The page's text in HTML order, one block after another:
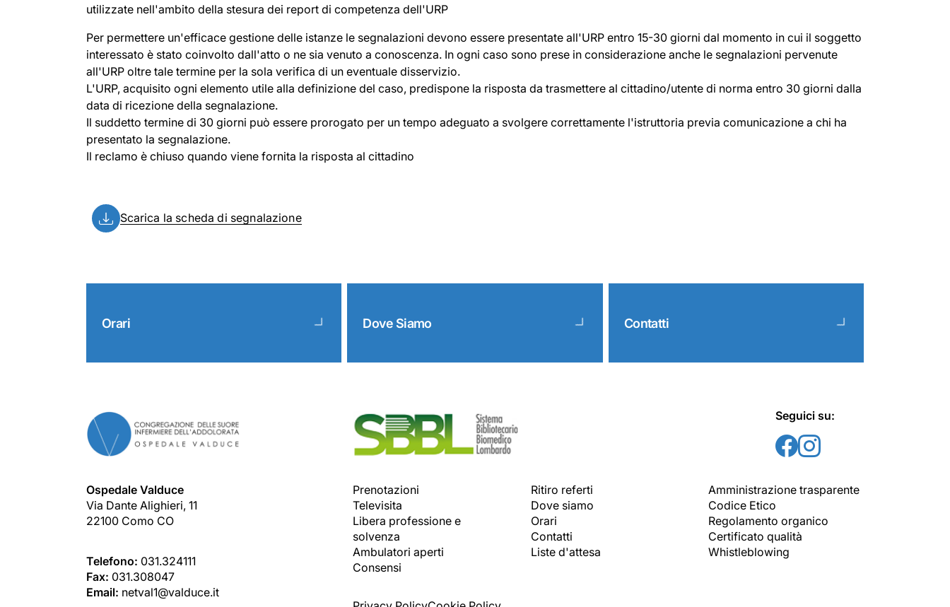
utilizzate nell'ambito della stesura dei report di competenza dell'URP
Per permettere un'efficace gestione delle istanze le segnalazioni devono essere presentate all'URP entro 15-30 giorni dal momento in cui il soggetto
interessato è stato coinvolto dall'atto o ne sia venuto a conoscenza. In ogni caso sono prese in considerazione anche le segnalazioni pervenute
all'URP oltre tale termine per la sola verifica di un eventuale disservizio.
L'URP, acquisito ogni elemento utile alla definizione del caso, predispone la risposta da trasmettere al cittadino/utente di norma entro 30 giorni dalla
data di ricezione della segnalazione.
Il suddetto termine di 30 giorni può essere prorogato per un tempo adeguato a svolgere correttamente l'istruttoria previa comunicazione a chi ha
presentato la segnalazione.
Il reclamo è chiuso quando viene fornita la risposta al cittadino
Scarica la scheda di segnalazione
Orari Dove Siamo Contatti
Seguici su:
Ospedale Valduce
Via Dante Alighieri, 11
22100 Como CO
Telefono: 031.324111
Fax: 031.308047
Email: netval1@valduce.it
Prenotazioni
Televisita
Libera professione e
solvenza
Ambulatori aperti
Consensi
Ritiro referti
Dove siamo
Orari
Contatti
Liste d'attesa
Amministrazione trasparente
Codice Etico
Regolamento organico
Certificato qualità
Whistleblowing